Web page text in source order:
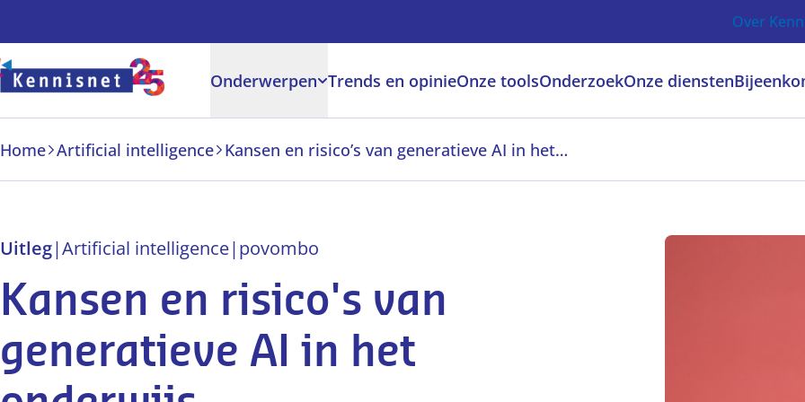
Over
Onderwerpen Trends en opinieOnze toolsOnderzoekOnze diensten
Home Artificial intelligence Kansen en risico’s van generatieve AI in het onderwijs
Uitleg|Artificial intelligence|povombo
Kansen en risico's van
generatieve AI in het